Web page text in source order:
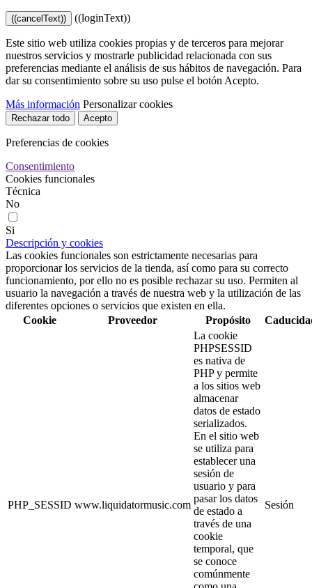
((cancelText)) ((loginText))
Este sitio web utiliza cookies propias y de terceros para mejorar
nuestros servicios y mostrarle publicidad relacionada con sus
preferencias mediante el análisis de sus hábitos de navegación. Para
dar su consentimiento sobre su uso pulse el botón Acepto.
Más información Personalizar cookies
Rechazar todo Acepto
Preferencias de cookies
Consentimiento
Cookies funcionales
Técnica
No
Si
Descripción y cookies
Las cookies funcionales son estrictamente necesarias para
proporcionar los servicios de la tienda, así como para su correcto
funcionamiento, por ello no es posible rechazar su uso. Permiten al
usuario la navegación a través de nuestra web y la utilización de las
diferentes opciones o servicios que existen en ella.
Cookie
Proveedor Propósito
PHP_SESSID www.liquidatormusic.com
La cookie
PHPSESSID
es nativa de
PHP y permite
a los sitios web
almacenar
datos de estado
serializados.
En el sitio web
se utiliza para
establecer una
sesión de
usuario y para
pasar los datos
de estado a
través de una
cookie
temporal, que
se conoce
comúnmente
Sesión